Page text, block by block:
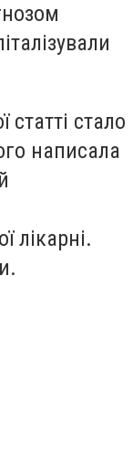
стало
написала
лікарні.